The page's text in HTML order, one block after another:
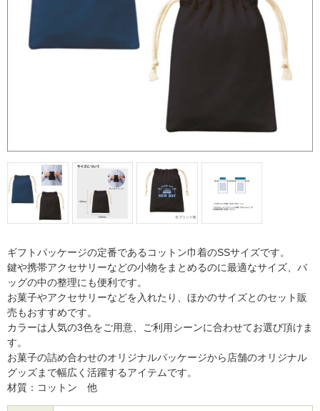
ギフトパッケージの定番であるコットン巾着のSSサイズです。
鍵や携帯アクセサリーなどの小物をまとめるのに最適なサイズ、バ
ッグの中の整理にも便利です。
お菓子やアクセサリーなどを入れたり、ほかのサイズとのセット販
売もおすすめです。
カラーは人気の3色をご用意、ご利用シーンに合わせてお選び頂けま
す。
お菓子の詰め合わせのオリジナルパッケージから店舗のオリジナル
グッズまで幅広く活躍するアイテムです。
材質：コットン 他